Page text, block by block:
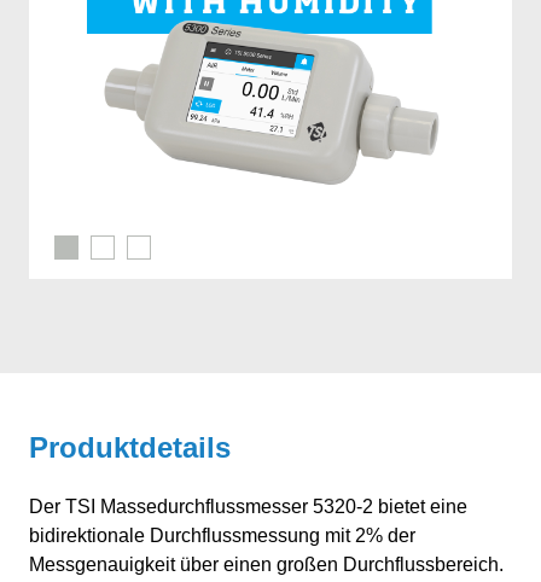
Produktdetails
Der TSI Massedurchflussmesser 5320-2 bietet eine
bidirektionale Durchflussmessung mit 2% der
Messgenauigkeit über einen großen Durchflussbereich.